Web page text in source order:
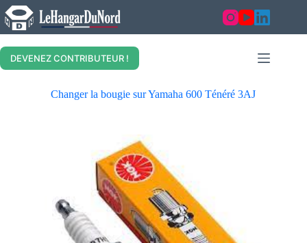
DEVENEZ CONTRIBUTEUR !
Changer la bougie sur Yamaha 600 Ténéré 3AJ